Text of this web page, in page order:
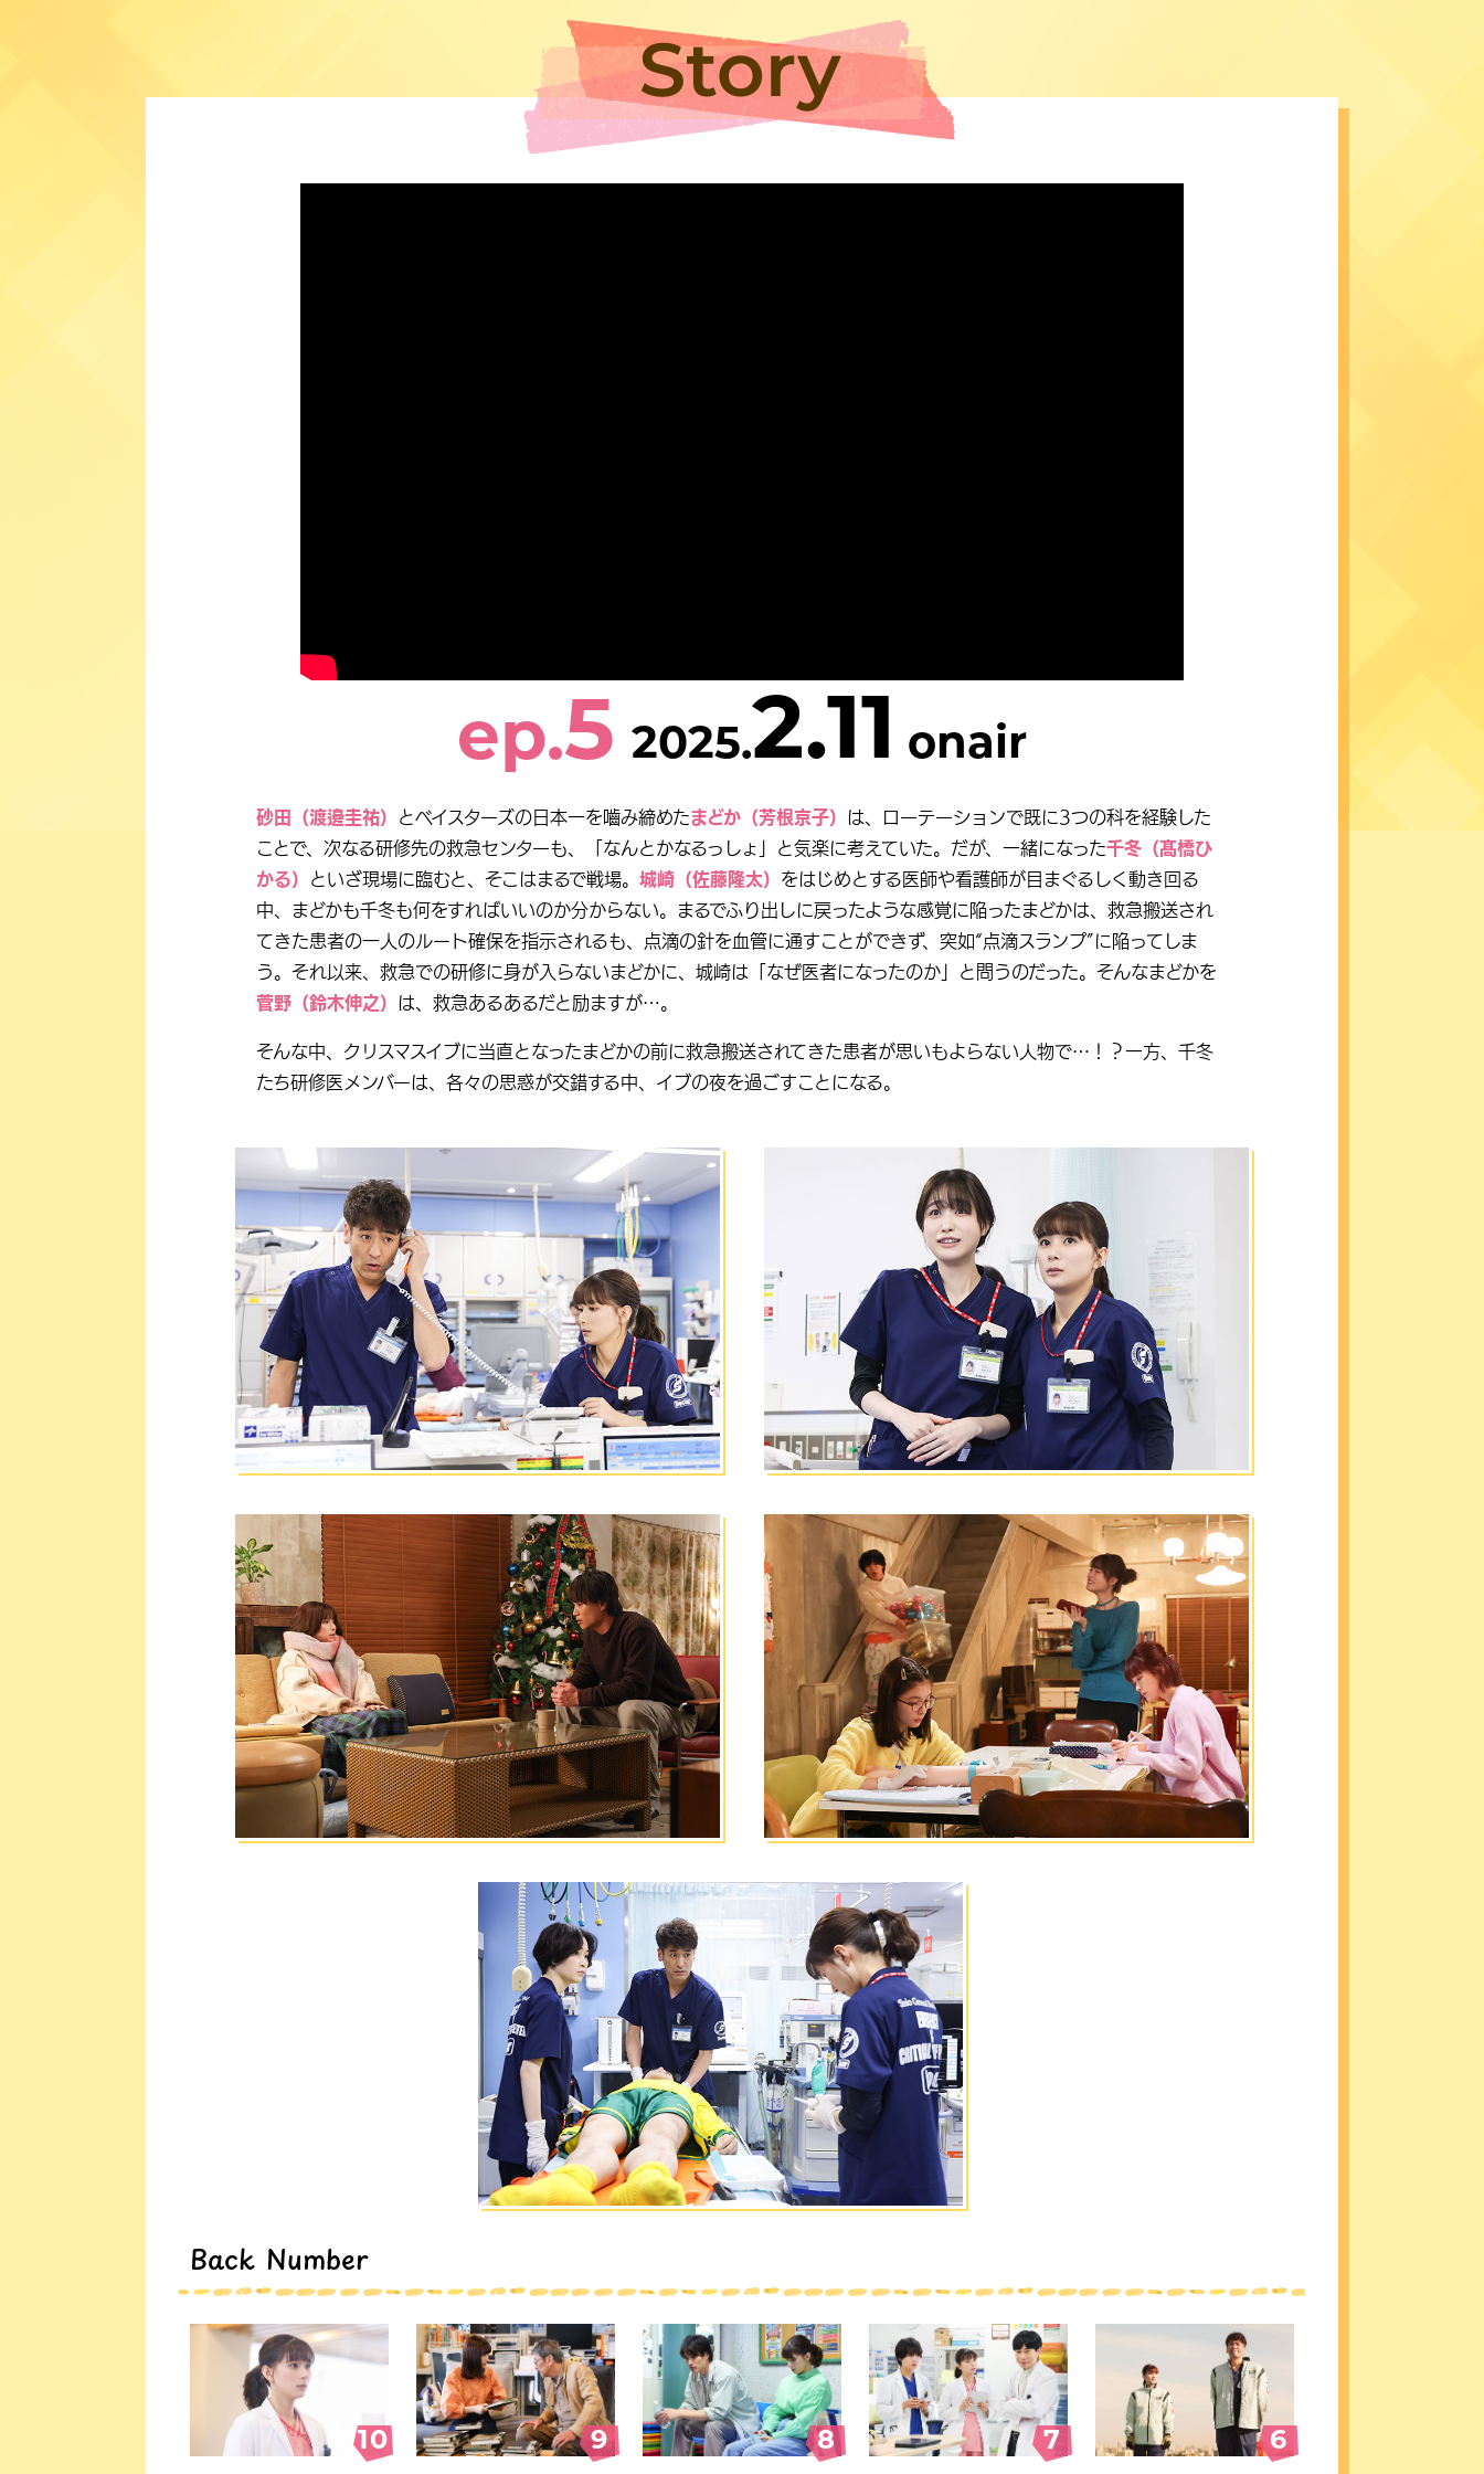
ep.5 2025.2.11 onair
砂田（渡邊圭祐） とベイスターズの日本一を嚙み締めたまどか（芳根京子） は、ローテーションで既に3つの科を経験した
ことで、次なる研修先の救急センターも、「なんとかなるっしょ」と気楽に考えていた。だが、一緒になった千冬（髙橋ひ
かる）
といざ現場に臨むと、そこはまるで戦場。 城崎（佐藤隆太） をはじめとする医師や看護師が目まぐるしく動き回る
中、まどかも千冬も何をすればいいのか分からない。まるでふり出しに戻ったような感覚に陥ったまどかは、救急搬送され
てきた患者の一人のルート確保を指示されるも、点滴の針を血管に通すことができず、突如“点滴スランプ”に陥ってしま
う。それ以来、救急での研修に身が入らないまどかに、城崎は「なぜ医者になったのか」と問うのだった。そんなまどかを
菅野（鈴木伸之） は、救急あるあるだと励ますが…。
そんな中、クリスマスイブに当直となったまどかの前に救急搬送されてきた患者が思いもよらない人物で…！？一方、千冬
たち研修医メンバーは、各々の思惑が交錯する中、イブの夜を過ごすことになる。
Back Number
#10
10
#9
9 8 7 6